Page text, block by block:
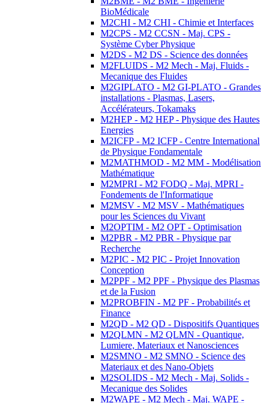
BioMédicale
M2CHI - M2 CHI - Chimie et Interfaces
M2CPS - M2 CCSN - Maj. CPS -
Système Cyber Physique
M2DS - M2 DS - Science des données
M2FLUIDS - M2 Mech - Maj. Fluids -
Mecanique des Fluides
M2GIPLATO - M2 GI-PLATO - Grandes
installations - Plasmas, Lasers,
Accélérateurs, Tokamaks
M2HEP - M2 HEP - Physique des Hautes
Energies
M2ICFP - M2 ICFP - Centre International
de Physique Fondamentale
M2MATHMOD - M2 MM - Modélisation
Mathématique
M2MPRI - M2 FODQ - Maj. MPRI -
Fondements de l'Informatique
M2MSV - M2 MSV - Mathématiques
pour les Sciences du Vivant
M2OPTIM - M2 OPT - Optimisation
M2PBR - M2 PBR - Physique par
Recherche
M2PIC - M2 PIC - Projet Innovation
Conception
M2PPF - M2 PPF - Physique des Plasmas
et de la Fusion
M2PROBFIN - M2 PF - Probabilités et
Finance
M2QD - M2 QD - Dispositifs Quantiques
M2QLMN - M2 QLMN - Quantique,
Lumiere, Materiaux et Nanosciences
M2SMNO - M2 SMNO - Science des
Materiaux et des Nano-Objets
M2SOLIDS - M2 Mech - Maj. Solids -
Mecanique des Solides
M2WAPE - M2 Mech - Maj. WAPE -